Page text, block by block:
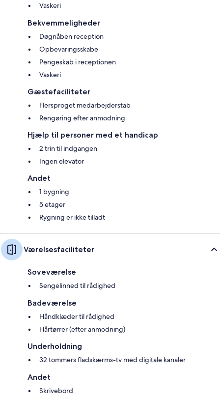
Vaskeri
Bekvemmeligheder
Døgnåben reception
Opbevaringsskabe
Pengeskab i receptionen
Vaskeri
Gæstefaciliteter
Flersproget medarbejderstab
Rengøring efter anmodning
Hjælp til personer med et handicap
2 trin til indgangen
Ingen elevator
Andet
1 bygning
5 etager
Rygning er ikke tilladt
Værelsesfaciliteter
Soveværelse
Sengelinned til rådighed
Badeværelse
Håndklæder til rådighed
Hårtørrer (efter anmodning)
Underholdning
32 tommers fladskærms-tv med digitale kanaler
Andet
Skrivebord